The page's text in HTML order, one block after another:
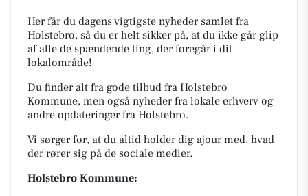
Her får du dagens vigtigste nyheder samlet fra
Holstebro, så du er helt sikker på, at du ikke går glip
af alle de spændende ting, der foregår i dit
lokalområde!
Du finder alt fra gode tilbud fra Holstebro
Kommune, men også nyheder fra lokale erhverv og
andre opdateringer fra Holstebro.
Vi sørger for, at du altid holder dig ajour med, hvad
der rører sig på de sociale medier.
Holstebro Kommune: